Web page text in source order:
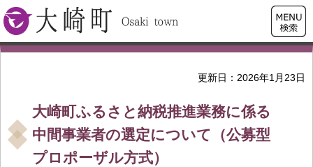
大崎町
検索・
共通メ
ニュー
更新日：2026年1月23日
大崎町ふるさと納税推進業務に係る
中間事業者の選定について（公募型
プロポーザル方式）